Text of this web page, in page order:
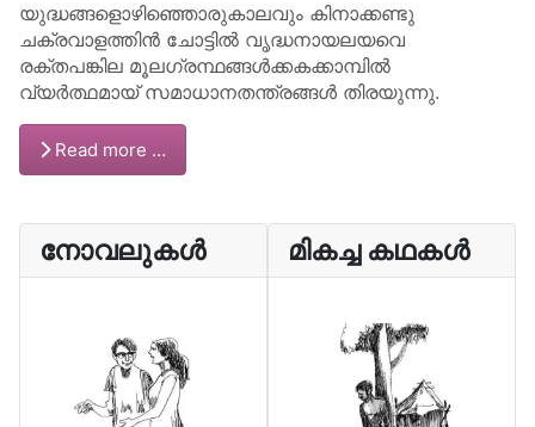
യുദ്ധങ്ങളൊഴിഞ്ഞൊരുകാലവും കിനാക്കണ്ടു
ചക്രവാളത്തിൻ ചോട്ടിൽ വൃദ്ധനായലയവെ
രക്തപങ്കില മൂലഗ്രന്ഥങ്ങൾക്കകക്കാമ്പിൽ
വ്യർത്ഥമായ് സമാധാനതന്ത്രങ്ങൾ തിരയുന്നു.
Read more …
നോവലുകൾ മികച്ച കഥകൾ